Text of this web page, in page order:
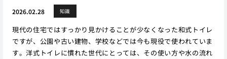
2026.02.28 知識
現代の住宅ではすっかり見かけることが少なくなった和式トイレ
ですが、公園や古い建物、学校などでは今も現役で使われていま
す。洋式トイレに慣れた世代にとっては、その使い方や水の流れ